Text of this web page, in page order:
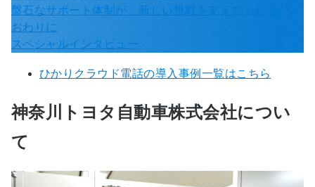
盤石なサポート体制が、新しい挑戦を支えてくれる
おわりに
スペシャルインタビュー
ひかりクラウド電話の導入事例一覧はこちら
神奈川トヨタ自動車株式会社につい
て